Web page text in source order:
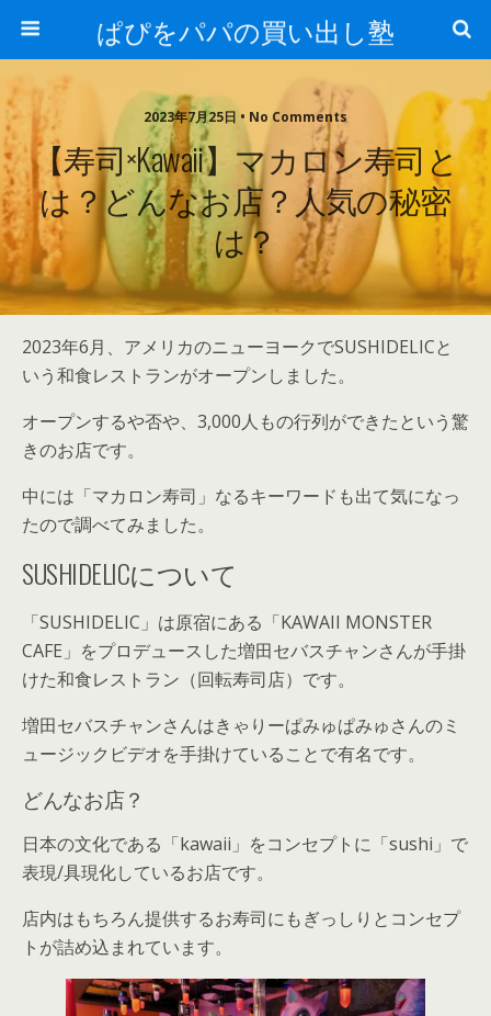
ぱぴをパパの買い出し塾
2023年7月25日 • No Comments
【寿司×kawaii】マカロン寿司と
は？どんなお店？人気の秘密
は？
2023年6月、アメリカのニューヨークでSUSHIDELICと
いう和食レストランがオープンしました。
オープンするや否や、3,000人もの行列ができたという驚
きのお店です。
中には「マカロン寿司」なるキーワードも出て気になっ
たので調べてみました。
SUSHIDELICについて
「SUSHIDELIC」は原宿にある「KAWAII MONSTER
CAFE」をプロデュースした増田セバスチャンさんが手掛
けた和食レストラン（回転寿司店）です。
増田セバスチャンさんはきゃりーぱみゅぱみゅさんのミ
ュージックビデオを手掛けていることで有名です。
どんなお店？
日本の文化である「kawaii」をコンセプトに「sushi」で
表現/具現化しているお店です。
店内はもちろん提供するお寿司にもぎっしりとコンセプ
トが詰め込まれています。